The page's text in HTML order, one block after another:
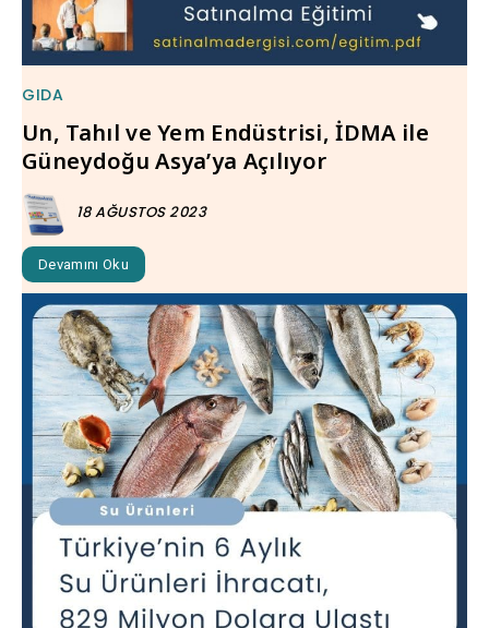
GIDA
Un, Tahıl ve Yem Endüstrisi, İDMA ile
Güneydoğu Asya’ya Açılıyor
18 AĞUSTOS 2023
Devamını Oku